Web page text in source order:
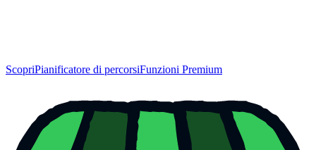
ScopriPianificatore di percorsiFunzioni Premium